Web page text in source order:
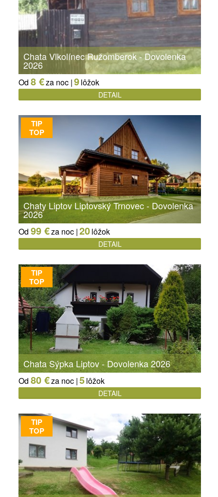
Chata Vlkolínec Ružomberok - Dovolenka
2026
Od 8 €za noc |9lôžok
DETAIL
TIP
TOP
Chaty Liptov Liptovský Trnovec - Dovolenka
2026
Od 99 €za noc |20lôžok
DETAIL
TIP
TOP
Chata Sýpka Liptov - Dovolenka 2026
Od 80 €za noc |5lôžok
DETAIL
TIP
TOP